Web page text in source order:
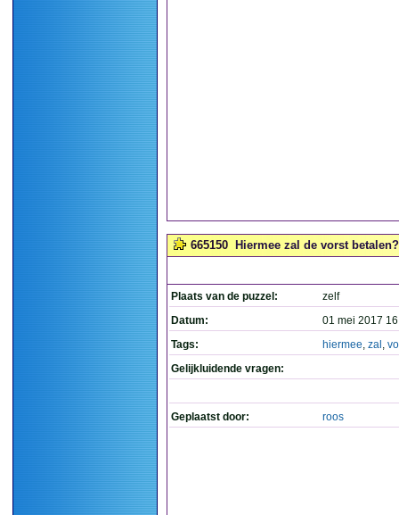
665150 Hiermee zal de vorst
Plaats van de puzzel:
zelf
Datum:
01 mei 2017
Tags:
hiermee, zal ,
Gelijkluidende vragen:
Geplaatst door: roos